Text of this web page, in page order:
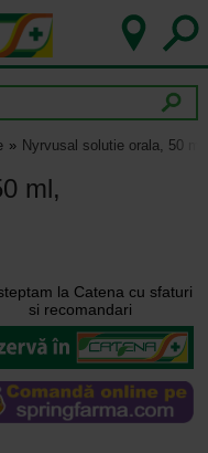
Nyrvusal solutie orala, 50
ml,
la Catena cu sfaturi
si recomandari